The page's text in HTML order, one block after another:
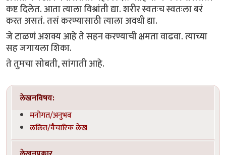
कष्ट दिलेत. आता त्याला विश्रांती द्या. शरीर स्वतःच स्वतःला बरं
करत असतं. तसं करण्यासाठी त्याला अवधी द्या.
जे टाळणं अशक्य आहे ते सहन करण्याची क्षमता वाढवा. त्याच्या
सह जगायला शिका.
ते तुमचा सोबती, सांगाती आहे.
लेखनविषय:
मनोगत/अनुभव
ललित/वैचारिक लेख